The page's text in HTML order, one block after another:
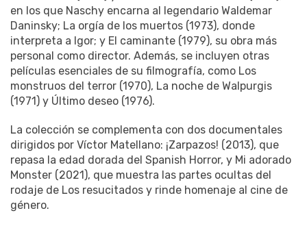
en los que Naschy encarna al legendario Waldemar
Daninsky; La orgía de los muertos (1973), donde
interpreta a Igor; y El caminante (1979), su obra más
personal como director. Además, se incluyen otras
películas esenciales de su filmografía, como Los
monstruos del terror (1970), La noche de Walpurgis
(1971) y Último deseo (1976).
La colección se complementa con dos documentales
dirigidos por Víctor Matellano: ¡Zarpazos! (2013), que
repasa la edad dorada del Spanish Horror, y Mi adorado
Monster (2021), que muestra las partes ocultas del
rodaje de Los resucitados y rinde homenaje al cine de
género.